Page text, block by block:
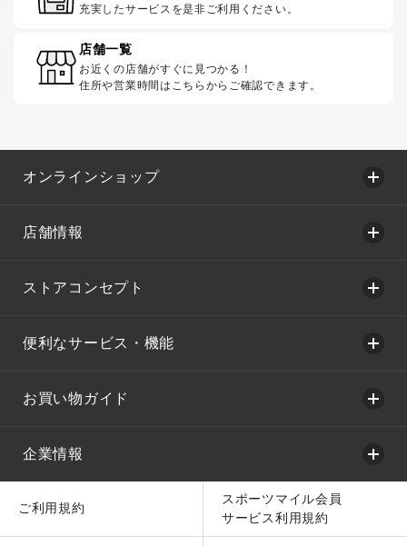
充実したサービスを是非ご利用ください。
店舗一覧
お近くの店舗がすぐに見つかる！
住所や営業時間はこちらからご確認できます。
オンラインショップ
店舗情報
ストアコンセプト
便利なサービス・機能
お買い物ガイド
企業情報
ご利用規約
スポーツマイル会員
サービス利用規約